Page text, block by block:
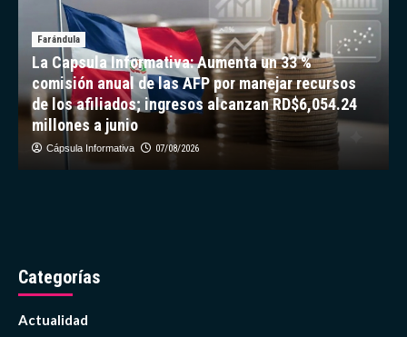
Farándula
La Capsula Informativa: Aumenta un 33 %
comisión anual de las AFP por manejar recursos
de los afiliados; ingresos alcanzan RD$6,054.24
millones a junio
Cápsula Informativa 07/08/2026
Categorías
Actualidad